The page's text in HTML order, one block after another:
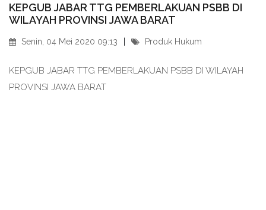
KEPGUB JABAR TTG PEMBERLAKUAN PSBB DI
WILAYAH PROVINSI JAWA BARAT
Senin, 04 Mei 2020 09:13 Produk Hukum
KEPGUB JABAR TTG PEMBERLAKUAN PSBB DI WILAYAH
PROVINSI JAWA BARAT